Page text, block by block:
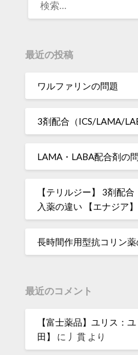
最近の投稿
ワルファリンの問題
3剤配合（ICS/LAMA/
LAMA・LABA配合剤の
【テリルジー】 3剤配
入薬の違い 【エナジア】
長時間作用型抗コリン薬
最近のコメント
【富士薬品】ユリス：
田】
に 丿貫 より